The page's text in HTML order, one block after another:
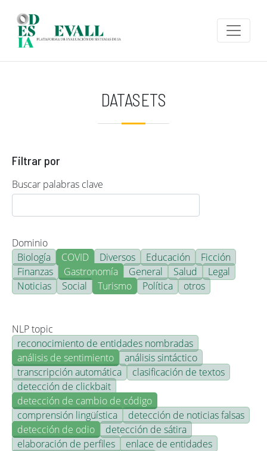
DATASETS
Filtrar por
Buscar palabras clave
Dominio
Biología
COVID Diversos Educación
Ficción
Finanzas
Gastronomía General Salud
Legal
Noticias
Social Turismo Política otros
NLP topic
reconocimiento de entidades nombradas
análisis de sentimiento
análisis sintáctico
transcripción automática
clasificación de textos
detección de clickbait
detección de cambio de código
comprensión lingüística
detección de noticias falsas
detección de odio
detección de sátira
elaboración de perfiles
enlace de entidades